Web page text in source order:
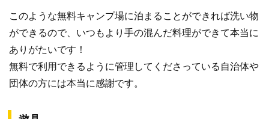
このような無料キャンプ場に泊まることができれば洗い物
ができるので、いつもより手の混んだ料理ができて本当に
ありがたいです！
無料で利用できるように管理してくださっている自治体や
団体の方には本当に感謝です。